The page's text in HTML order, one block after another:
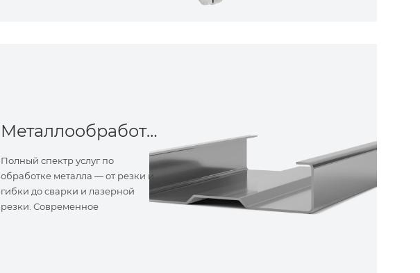
Металлообработка
Полный спектр услуг по
обработке металла — от резки и
гибки до сварки и лазерной
резки. Современное